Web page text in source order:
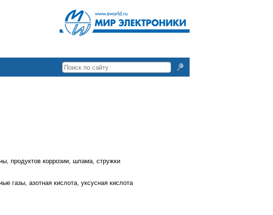
продуктов коррозии, шлама, стружки
газы, азотная кислота, уксусная кислота